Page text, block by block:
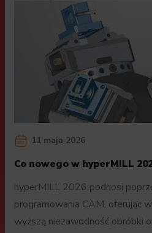
11 maja 2026
Co nowego w hyperMILL
hyperMILL 2026 podnosi
programowania CAM, oferując
wyższą niezawodność obróbki